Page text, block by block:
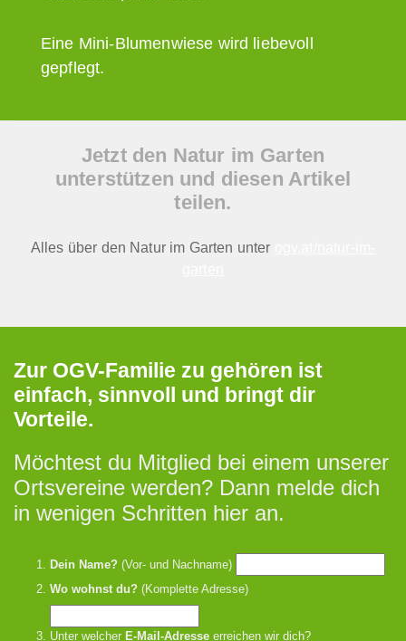
Eine Mini-Blumenwiese wird liebevoll
gepflegt.
Jetzt den Natur im Garten
unterstützen und diesen Artikel
teilen.
Alles über den Natur im Garten unter
Zur OGV-Familie zu gehören ist
einfach, sinnvoll und bringt dir
Vorteile.
Möchtest du Mitglied bei einem unserer
Ortsvereine werden? Dann melde dich
in wenigen Schritten hier an.
Dein Name? (Vor- und Nachname)
Wo wohnst du? (Komplette Adresse)
Unter welcher E-Mail-Adresse erreichen wir dich?